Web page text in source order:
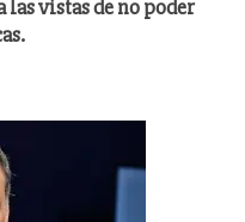
las vistas de no poder